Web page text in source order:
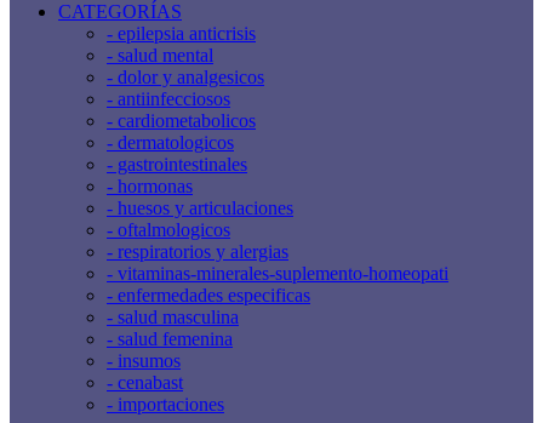
CATEGORÍAS
- epilepsia anticrisis
- salud mental
- dolor y analgesicos
- antiinfecciosos
- cardiometabolicos
- dermatologicos
- gastrointestinales
- hormonas
- huesos y articulaciones
- oftalmologicos
- respiratorios y alergias
- vitaminas-minerales-suplemento-homeopati
- enfermedades especificas
- salud masculina
- salud femenina
- insumos
- cenabast
- importaciones